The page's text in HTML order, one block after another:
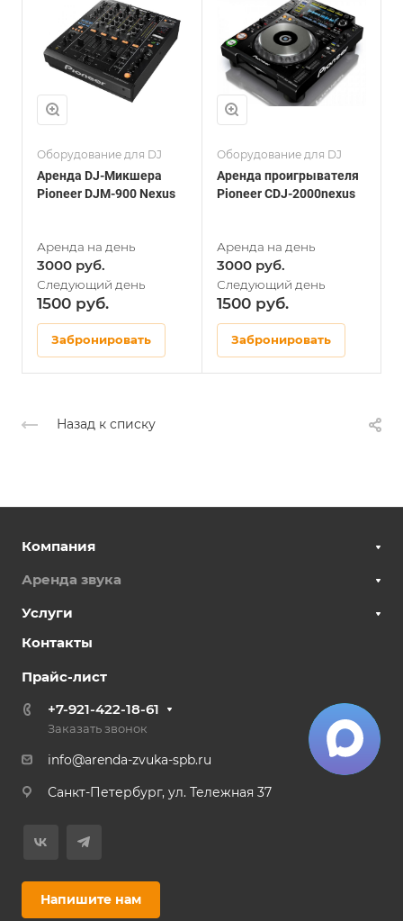
Оборудование для DJ
Аренда DJ-Микшера
Pioneer DJM-900 Nexus
3000
1500
Забронировать
Оборудование для DJ
Аренда проигрывателя
Pioneer CDJ-2000nexus
3000
1500
Забронировать
Назад к списку
Компания
Аренда звука
Услуги
Контакты
Прайс-лист
+7-921-422-18-61
Заказать звонок
info@arenda-zvuka-spb.ru
Санкт-Петербург, ул. Тележная 37
Напишите нам